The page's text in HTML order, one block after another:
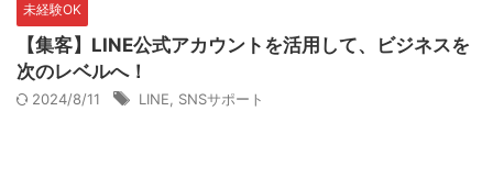
未経験OK
【集客】LINE公式アカウントを活用して、ビジネスを
次のレベルへ！
2024/8/11 LINE, SNSサポート